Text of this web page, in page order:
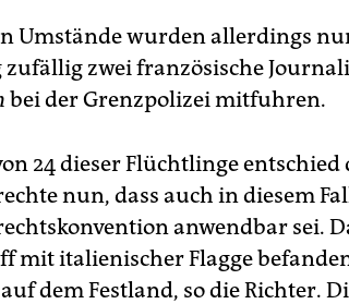
Umstände wurden allerdings
zufällig zwei französische
bei der Grenzpolizei mitfuhren.
24 dieser Flüchtlinge
nun, dass auch in diesem
anwendbar sei.
mit italienischer Flagge
dem Festland, so die Richter.